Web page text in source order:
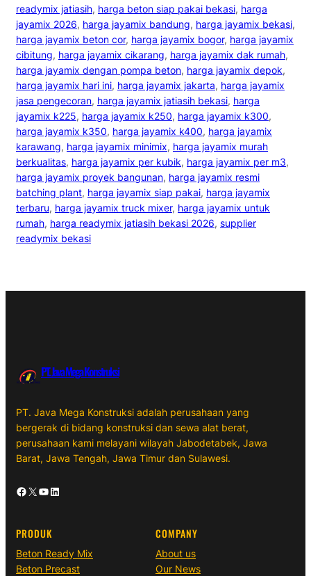
readymix jatiasih, harga beton siap pakai bekasi, harga
jayamix 2026, harga jayamix bandung, harga jayamix bekasi
harga jayamix beton cor, harga jayamix bogor, harga jayamix
cibitung, harga jayamix cikarang, harga jayamix dak rumah
harga jayamix dengan pompa beton, harga jayamix depok
harga jayamix hari ini, harga jayamix jakarta, harga jayamix
jasa pengecoran, harga jayamix jatiasih bekasi, harga
jayamix k225, harga jayamix k250, harga jayamix k300
harga jayamix k350, harga jayamix k400, harga jayamix
karawang, harga jayamix minimix, harga jayamix murah
berkualitas, harga jayamix per kubik, harga jayamix per m3
harga jayamix proyek bangunan, harga jayamix resmi
batching plant, harga jayamix siap pakai, harga jayamix
terbaru, harga jayamix truck mixer, harga jayamix untuk
rumah, harga readymix jatiasih bekasi 2026, supplier
readymix bekasi
PT. Java Mega Konstruksi
PT. Java Mega Konstruksi adalah perusahaan yang
bergerak di bidang konstruksi dan sewa alat berat,
perusahaan kami melayani wilayah Jabodetabek, Jawa
Barat, Jawa Tengah, Jawa Timur dan Sulawesi.
Facebook X YouTube LinkedIn
PRODUK
Beton Ready Mix
Beton Precast
COMPANY
About us
Our News